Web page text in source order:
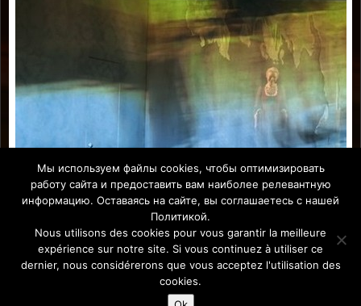
Affiche Paris-Europe magazine/ Афиша Париж-Европа © 2011-
ous droits réservés/
Mentions légales
Мы используем файлы cookies, чтобы оптимизировать
работу сайта и предоставить вам наиболее релевантную
информацию. Оставаясь на сайте, вы соглашаетесь с нашей
Политикой.
Nous utilisons des cookies pour vous garantir la meilleure
expérience sur notre site. Si vous continuez à utiliser ce
dernier, nous considérerons que vous acceptez l'utilisation des
cookies.